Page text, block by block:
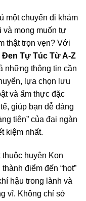
một chuyến đi khám
và mong muốn tự
thật trọn vẹn? Với
Đen Tự Túc Từ A-Z
những thông tin cần
lựa chọn lưu
và ẩm thực đặc
giúp bạn dễ dàng
tiên” của đại ngàn
kiệm nhất.
huyện Kon
điểm đến “hot”
hậu trong lành và
vĩ. Không chỉ sở